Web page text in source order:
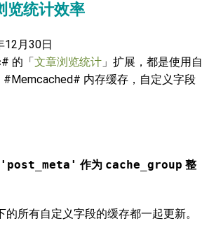
览统计效率
12月30日
的「文章浏览统计 」扩展，都是使用自
内存缓存，自定义字段
'post_meta' 作为 cache_group 整
的所有自定义字段的缓存都一起更新。